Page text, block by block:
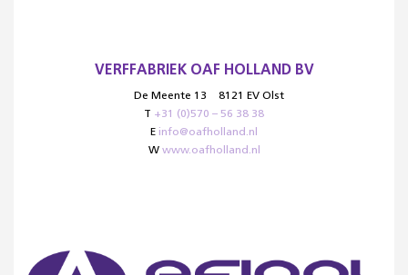
VERFFABRIEK OAF HOLLAND BV
De Meente 13
8121 EV Olst
T +31 (0)570 – 56 38 38
E info@oafholland.nl
W www.oafholland.nl